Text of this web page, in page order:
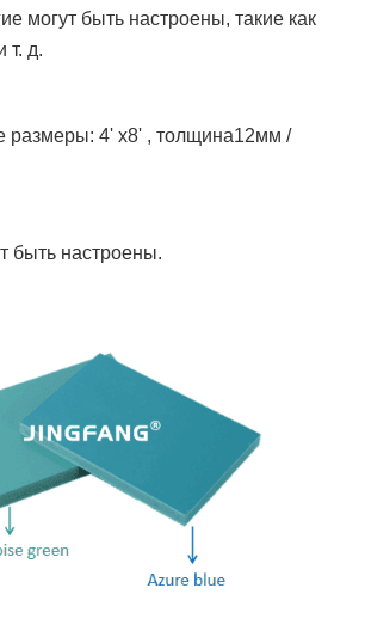
могут быть настроены, такие как
т. д.
размеры: 4' x8' , толщина12мм /
быть настроены.